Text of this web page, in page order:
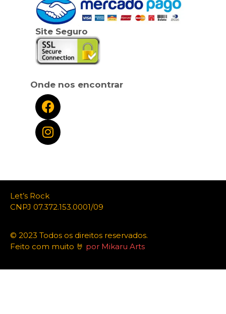
Site Seguro
Onde nos encontrar
Let’s Rock
CNPJ 07.372.153.0001/09
© 2023 Todos os direitos reservados.
Feito com muito 🤘 por Mikaru Arts